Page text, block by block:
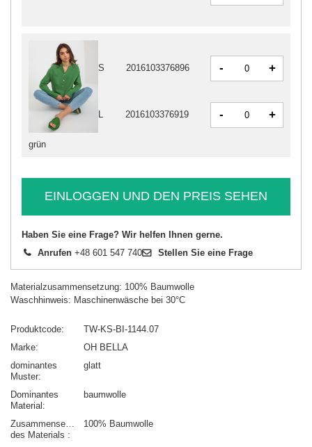
grün
S 2016103376896 - +
L 2016103376919 - +
EINLOGGEN UND DEN PREIS SEHEN
Haben Sie eine Frage? Wir helfen Ihnen gerne.
Anrufen +48 601 547 740 Stellen Sie eine Frage
Materialzusammensetzung: 100% Baumwolle
Waschhinweis: Maschinenwäsche bei 30°C
Produktcode
TW-KS-BI-1144.07
Marke
OH BELLA
dominantes
Muster
glatt
Dominantes
Material
baumwolle
Zusammensetzung
des Materials
100% Baumwolle